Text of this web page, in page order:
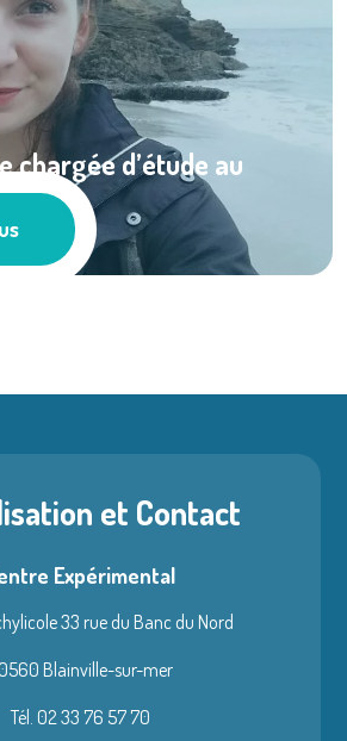
chargée d’étude au
et Contact
Expérimental
33 rue du Banc du Nord
Blainville-sur-mer
Tél. 02 33 76 57 70